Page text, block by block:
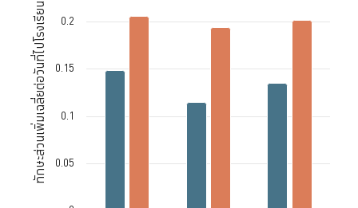
Bar chart with 2 data series.
The chart has 1 X axis displaying categories.
The chart has 1 Y axis displaying ทักษะส่วนเพิ่มเฉลี่ยต่อวันที่ไปโรงเรีย
ทักษะส่วนเพิ่มเฉลี่ยต่อวันที่ไปโรงเรียน 0.05
0.1
0.15
0.2